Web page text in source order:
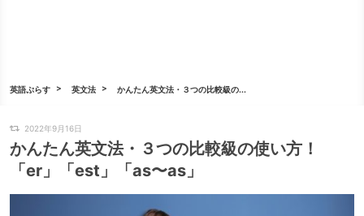
英語ぷらす 英文法 かんたん英文法・３つの比較級の...
2022年9月16日
かんたん英文法・３つの比較級の使い方！
「er」「est」「as〜as」